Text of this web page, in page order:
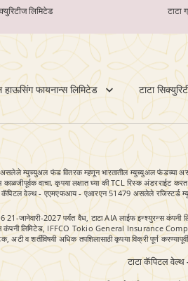
लिमिटेड टाटा
हाऊसिंग फायनान्स लिमिटेड टाटा
म्युच्युअल फंड वितरक म्हणून भारतातील म्युच्युअल फंडच्या
वाचा. कृपया लक्षात घ्या की TCL रिस्क अंडरराईट
कॅपिटल वेल्थ - एएमएफआय - एआरएन 51479 असलेले रजिस्टर्ड
21-जानेवारी-2027 पर्यंत वैध, टाटा AIA लाईफ
लिमिटेड, IFFCO Tokio General Insurance
अटी व शर्तींविषयी अधिक तपशिलासाठी कृपया विक्री पूर्ण
टाटा कॅपिटल